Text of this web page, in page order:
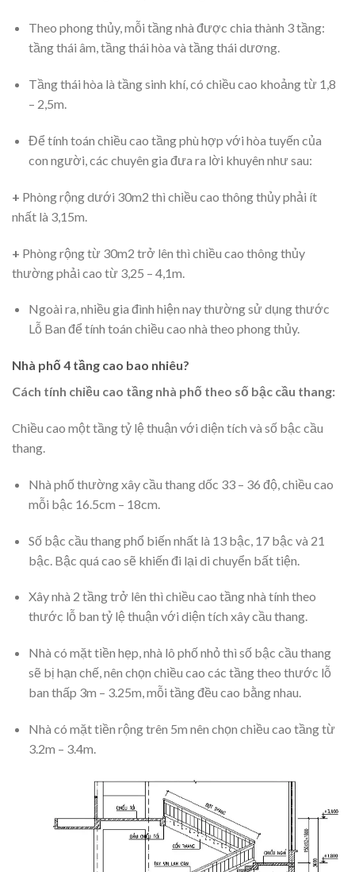
Theo phong thủy, mỗi tầng nhà được chia thành 3 tầng:
tầng thái âm, tầng thái hòa và tầng thái dương.
Tầng thái hòa là tầng sinh khí, có chiều cao khoảng từ 1,8
– 2,5m.
Để tính toán chiều cao tầng phù hợp với hòa tuyến của
con người, các chuyên gia đưa ra lời khuyên như sau:
+ Phòng rộng dưới 30m2 thì chiều cao thông thủy phải ít
nhất là 3,15m.
+ Phòng rộng từ 30m2 trở lên thì chiều cao thông thủy
thường phải cao từ 3,25 – 4,1m.
Ngoài ra, nhiều gia đình hiện nay thường sử dụng thước
Lỗ Ban để tính toán chiều cao nhà theo phong thủy.
Nhà phố 4 tầng cao bao nhiêu?
Cách tính chiều cao tầng nhà phố theo số bậc cầu thang:
Chiều cao một tầng tỷ lệ thuận với diện tích và số bậc cầu
thang.
Nhà phố thường xây cầu thang dốc 33 – 36 độ, chiều cao
mỗi bậc 16.5cm – 18cm.
Số bậc cầu thang phổ biến nhất là 13 bậc, 17 bậc và 21
bậc. Bậc quá cao sẽ khiến đi lại di chuyển bất tiện.
Xây nhà 2 tầng trở lên thì chiều cao tầng nhà tính theo
thước lỗ ban tỷ lệ thuận với diện tích xây cầu thang.
Nhà có mặt tiền hẹp, nhà lô phố nhỏ thì số bậc cầu thang
sẽ bị hạn chế, nên chọn chiều cao các tầng theo thước lỗ
ban thấp 3m – 3.25m, mỗi tầng đều cao bằng nhau.
Nhà có mặt tiền rộng trên 5m nên chọn chiều cao tầng từ
3.2m – 3.4m.